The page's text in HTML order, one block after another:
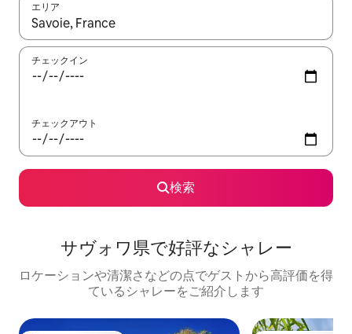
エリア
検索結果が表示されたら、上下の矢印キーを使って移動するか
チェックイン
チェックアウト
検索
サヴォワ県で好評なシャレー
ロケーションや清潔さなどの点でゲストから高評価を得
ているシャレーをご紹介します